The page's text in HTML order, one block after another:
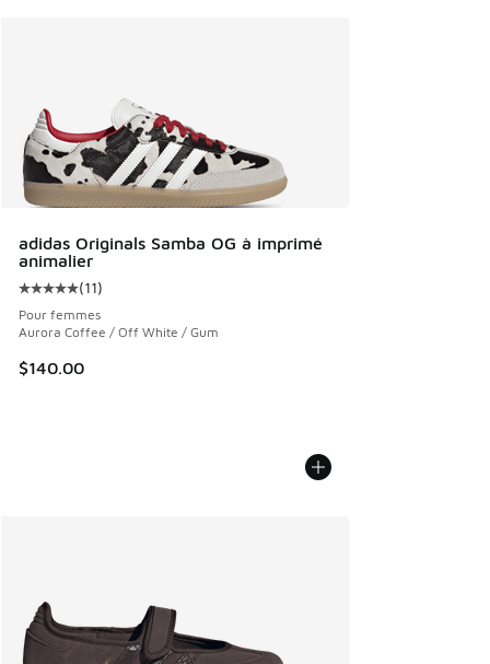
adidas Originals Samba OG à imprimé
animalier
Cote moyenne du client - [5 sur 5 étoiles], 11
(11)
Pour femmes
Aurora Coffee / Off White / Gum
$140.00